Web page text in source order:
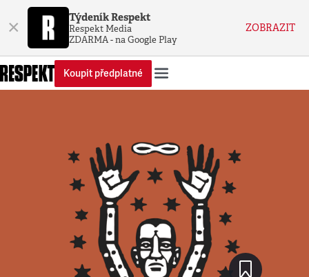
× Týdeník Respekt
Respekt Media
ZDARMA - na Google Play
ZOBRAZIT
Koupit předplatné